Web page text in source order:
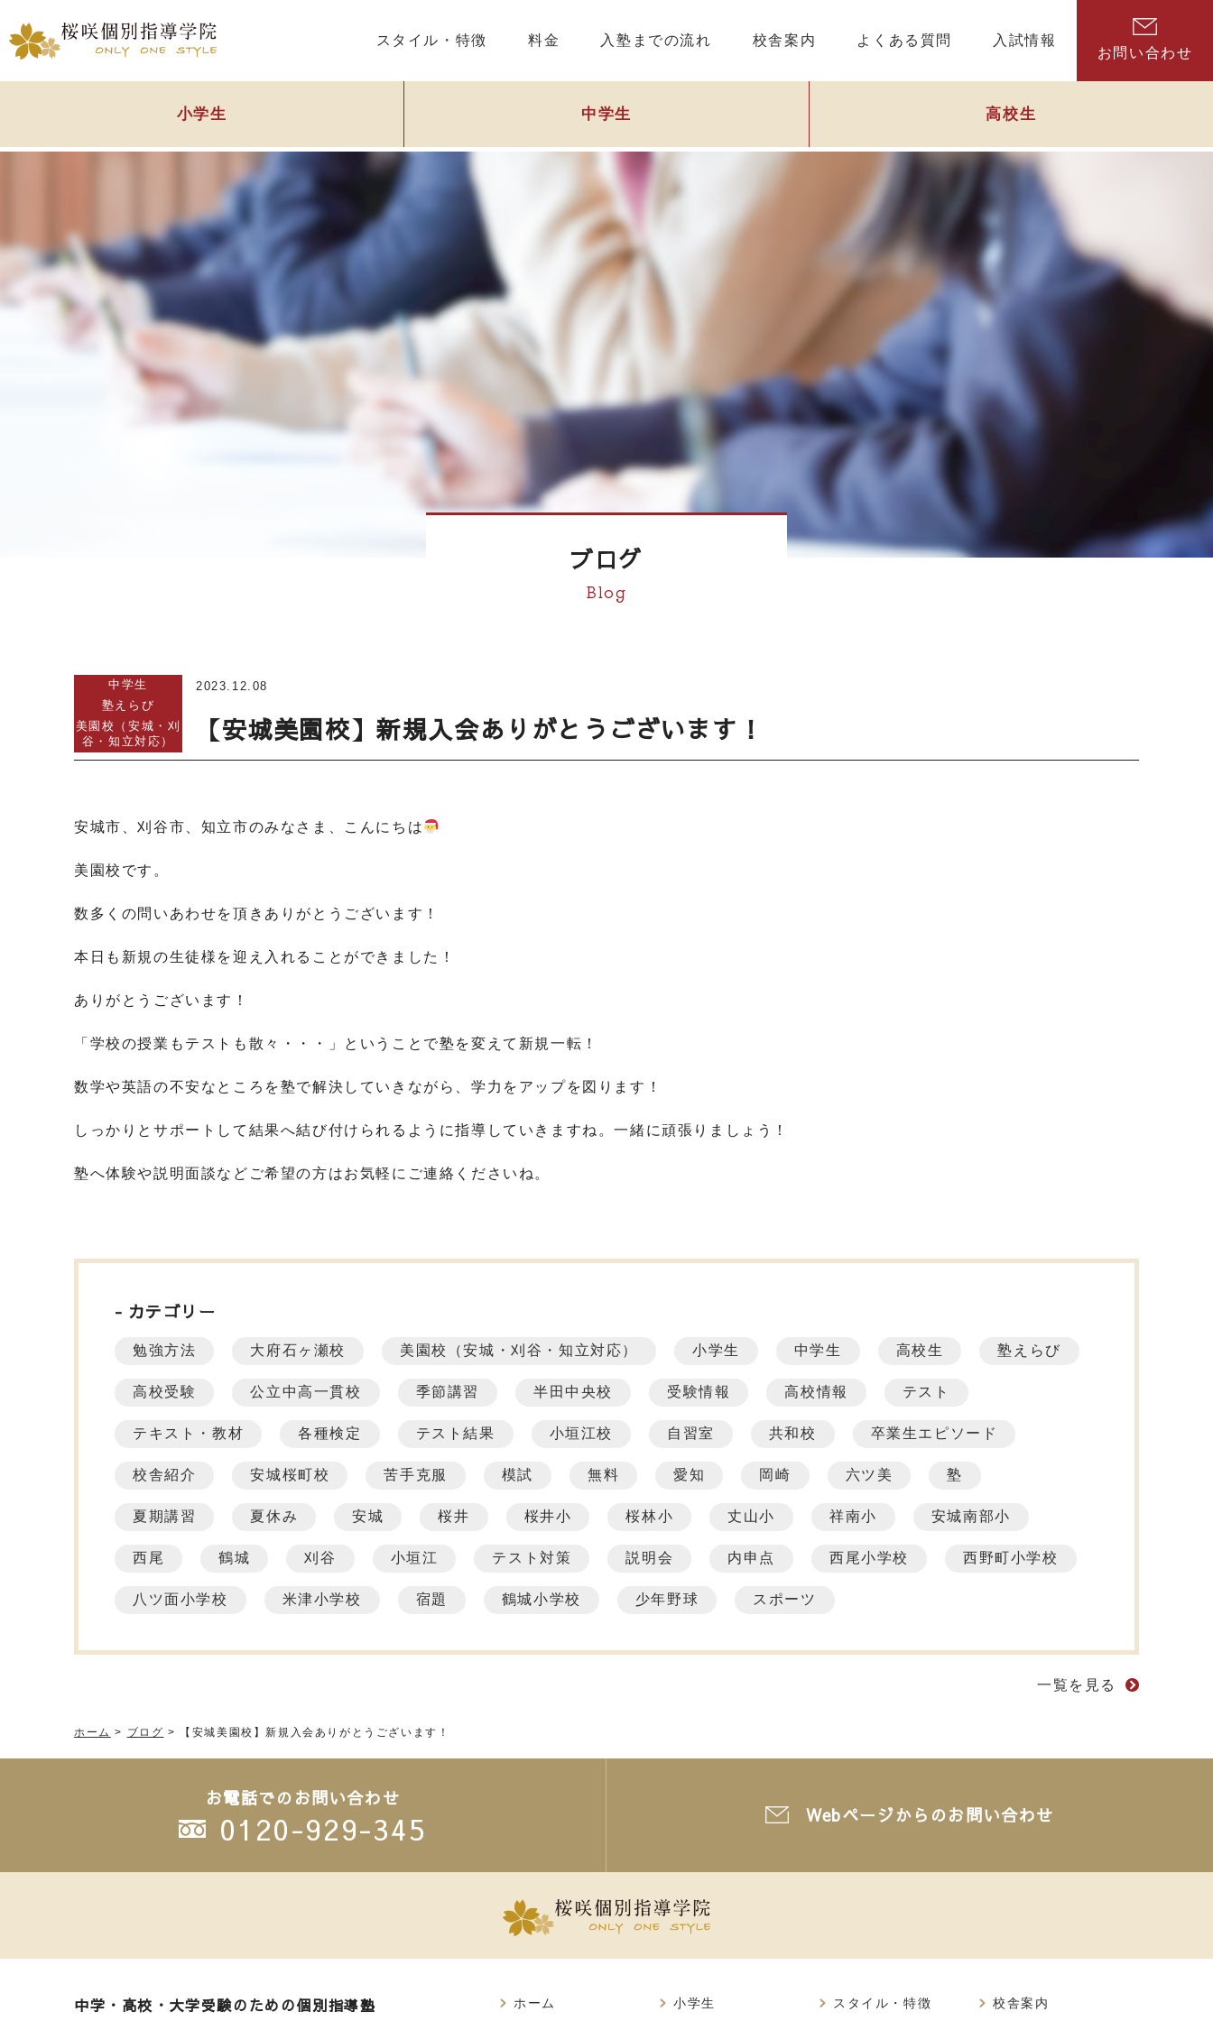
スタイル・特徴 料金 入塾までの流れ 校舎案内 よくある質問
入試情報
お問い合わせ
小学生 中学生 高校生
ブログ
Blog
中学生
塾えらび
美園校（安城・刈
谷・知立対応）
2023.12.08
【安城美園校】新規入会ありがとうございます！
安城市、刈谷市、知立市のみなさま、こんにちは
美園校です。
数多くの問いあわせを頂きありがとうございます！
本日も新規の生徒様を迎え入れることができました！
ありがとうございます！
「学校の授業もテストも散々・・・」ということで塾を変えて新規一転！
数学や英語の不安なところを塾で解決していきながら、学力をアップを図ります！
しっかりとサポートして結果へ結び付けられるように指導していきますね。一緒に頑張りましょう！
塾へ体験や説明面談などご希望の方はお気軽にご連絡くださいね。
カテゴリー
勉強方法 大府石ヶ瀬校 美園校（安城・刈谷・知立対応） 小学生 中学生 高校生 塾えらび
高校受験 公立中高一貫校 季節講習 半田中央校 受験情報 高校情報 テスト
テキスト・教材 各種検定 テスト結果 小垣江校 自習室 共和校 卒業生エピソード
校舎紹介 安城桜町校 苦手克服 模試 無料 愛知 岡崎 六ツ美 塾
夏期講習 夏休み 安城 桜井 桜井小 桜林小 丈山小 祥南小 安城南部小
西尾 鶴城 刈谷 小垣江 テスト対策 説明会 内申点 西尾小学校 西野町小学校
八ツ面小学校 米津小学校 宿題 鶴城小学校 少年野球 スポーツ
一覧を見る
ホーム > ブログ > 【安城美園校】新規入会ありがとうございます！
お電話でのお問い合わせ
0120-929-345 Webページからのお問い合わせ
中学・高校・大学受験のための個別指導塾 ホーム 小学生 スタイル・特徴 校舎案内